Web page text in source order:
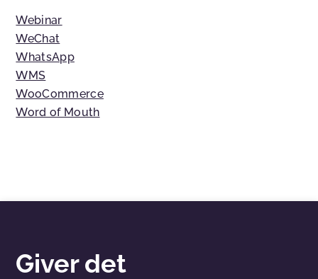
Webinar
WeChat
WhatsApp
WMS
WooCommerce
Word of Mouth
Giver det